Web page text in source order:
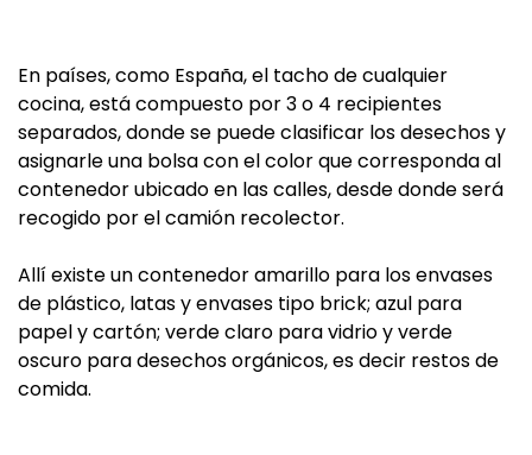
En países, como España, el tacho de cualquier
cocina, está compuesto por 3 o 4 recipientes
separados, donde se puede clasificar los desechos y
asignarle una bolsa con el color que corresponda al
contenedor ubicado en las calles, desde donde será
recogido por el camión recolector.
Allí existe un contenedor amarillo para los envases
de plástico, latas y envases tipo brick; azul para
papel y cartón; verde claro para vidrio y verde
oscuro para desechos orgánicos, es decir restos de
comida.